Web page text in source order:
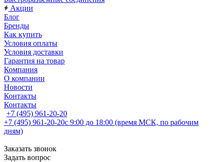
Акции
Блог
Бренды
Как купить
Условия оплаты
Условия доставки
Гарантия на товар
Компания
О компании
Новости
Контакты
Контакты
+7 (495) 961-20-20
+7 (495) 961-20-20с 9:00 до 18:00 (время МСК, по рабочим
дням)
Заказать звонок
Задать вопрос